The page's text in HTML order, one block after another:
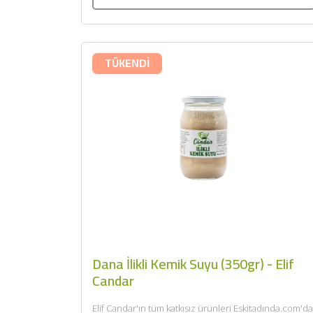
TÜKENDİ
Dana İlikli Kemik Suyu (350gr) - Elif
Candar
Elif Candar'ın tüm katkısız ürünleri